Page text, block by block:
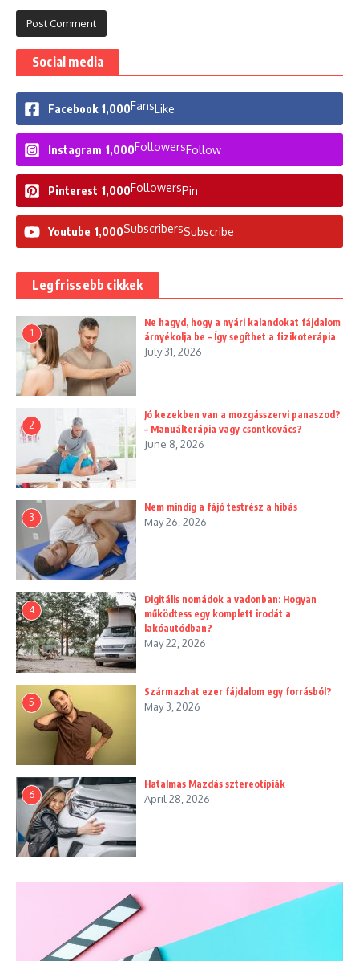
Social media
Facebook 1,000FansLike
Instagram 1,000FollowersFollow
Pinterest 1,000FollowersPin
Youtube 1,000SubscribersSubscribe
Legfrissebb cikkek
1
Ne hagyd, hogy a nyári kalandokat fájdalom
árnyékolja be – Így segíthet a fizikoterápia
July 31, 2026
2
Jó kezekben van a mozgásszervi panaszod?
– Manuálterápia vagy csontkovács?
June 8, 2026
3
Nem mindig a fájó testrész a hibás
May 26, 2026
4
Digitális nomádok a vadonban: Hogyan
működtess egy komplett irodát a
lakóautódban?
May 22, 2026
5
Származhat ezer fájdalom egy forrásból?
May 3, 2026
6
Hatalmas Mazdás sztereotípiák
April 28, 2026